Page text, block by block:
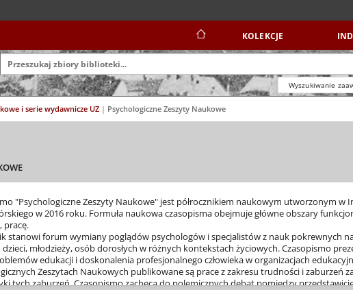
KOLEKCJE
Wyszukiwanie
i serie wydawnicze UZ | Psychologiczne Zeszyty Naukowe
"Psychologiczne Zeszyty Naukowe" jest półrocznikiem naukowym utworzonym w
w 2016 roku. Formuła naukowa czasopisma obejmuje główne obszary
pracę.
stanowi forum wymiany poglądów psychologów i specjalistów z nauk pokrewnych
młodzieży, osób dorosłych w różnych kontekstach życiowych. Czasopismo
edukacji i doskonalenia profesjonalnego człowieka w organizacjach
Zeszytach Naukowych publikowane są prace z zakresu trudności i zaburzeń
tych zaburzeń. Czasopismo zachęca do polemicznych debat pomiędzy